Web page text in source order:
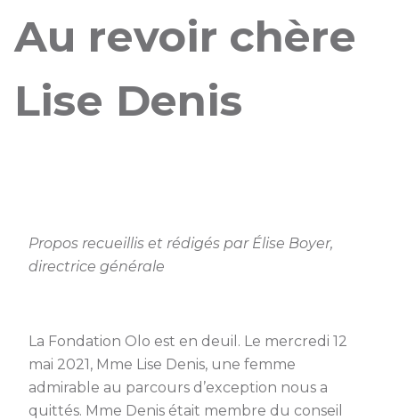
Au revoir chère
Lise Denis
Propos recueillis et rédigés par Élise Boyer,
directrice générale
La Fondation Olo est en deuil. Le mercredi 12
mai 2021, Mme Lise Denis, une femme
admirable au parcours d’exception nous a
quittés. Mme Denis était membre du conseil